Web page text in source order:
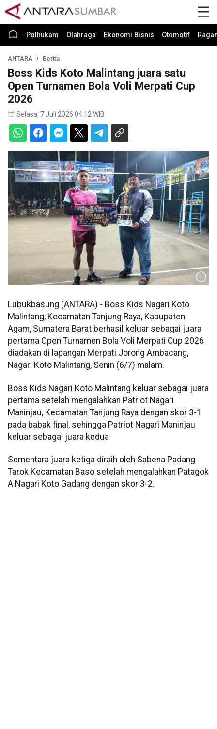
Polhukam Olahraga Ekonomi Bisnis Otomotif
ANTARA Berita
Boss Kids Koto Malintang juara satu
Open Turnamen Bola Voli Merpati Cup
2026
Selasa, 7 Juli 2026 04:12 WIB
Lubukbasung (ANTARA) - Boss Kids Nagari Koto
Malintang, Kecamatan Tanjung Raya, Kabupaten
Agam, Sumatera Barat berhasil keluar sebagai juara
pertama Open Turnamen Bola Voli Merpati Cup 2026
diadakan di lapangan Merpati Jorong Ambacang,
Nagari Koto Malintang, Senin (6/7) malam.
Boss Kids Nagari Koto Malintang keluar sebagai juara
pertama setelah mengalahkan Patriot Nagari
Maninjau, Kecamatan Tanjung Raya dengan skor 3-1
pada babak final, sehingga Patriot Nagari Maninjau
keluar sebagai juara kedua
Sementara juara ketiga diraih oleh Sabena Padang
Tarok Kecamatan Baso setelah mengalahkan Patagok
A Nagari Koto Gadang dengan skor 3-2.